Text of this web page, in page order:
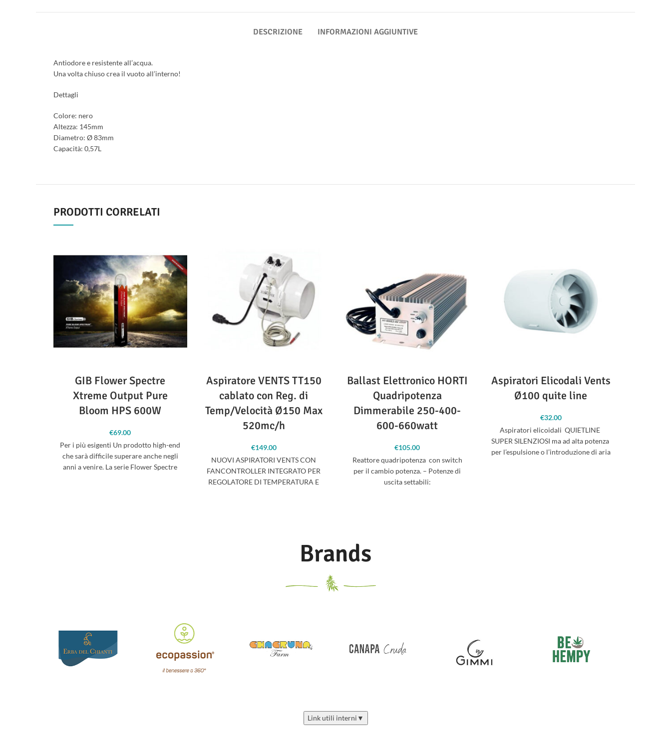
DESCRIZIONE INFORMAZIONI AGGIUNTIVE
Antiodore e resistente all’acqua.
Una volta chiuso crea il vuoto all’interno!
Dettagli
Colore: nero
Altezza: 145mm
Diametro: Ø 83mm
Capacità: 0,57L
PRODOTTI CORRELATI
GIB Flower Spectre
Xtreme Output Pure
Bloom HPS 600W
€69.00
Per i più esigenti Un prodotto high-end
che sarà difficile superare anche negli
anni a venire. La serie Flower Spectre
Aspiratore VENTS TT150
cablato con Reg. di
Temp/Velocità Ø150 Max
520mc/h
€149.00
NUOVI ASPIRATORI VENTS CON
FANCONTROLLER INTEGRATO PER
REGOLATORE DI TEMPERATURA E
Ballast Elettronico HORTI
Quadripotenza
Dimmerabile 250-400-
600-660watt
€105.00
Reattore quadripotenza con switch
per il cambio potenza. – Potenze di
uscita settabili:
Aspiratori Elicodali Vents
Ø100 quite line
€32.00
Aspiratori elicoidali QUIETLINE
SUPER SILENZIOSI ma ad alta potenza
per l’espulsione o l’introduzione di aria
Brands
Link utili interni ▼